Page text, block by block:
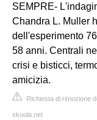
SEMPRE-
Chandra L. Muller
dell'esperimento
58 anni. Centrali
crisi e bisticci,
amicizia.
Richiesta di rimozione
skuola.net